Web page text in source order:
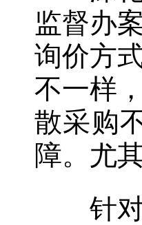
监督办
询价方
不一样
散采购
障。尤
针对